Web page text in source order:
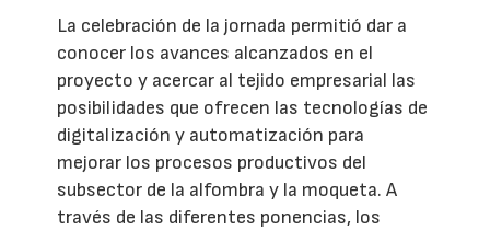
La celebración de la jornada permitió dar a
conocer los avances alcanzados en el
proyecto y acercar al tejido empresarial las
posibilidades que ofrecen las tecnologías de
digitalización y automatización para
mejorar los procesos productivos del
subsector de la alfombra y la moqueta. A
través de las diferentes ponencias, los